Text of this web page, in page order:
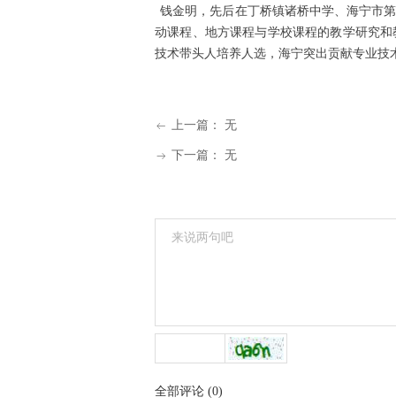
钱金明，先后在丁桥镇诸桥中学、海宁市
动课程、地方课程与学校课程的教学研究
技术带头人培养人选，海宁突出贡献专业
ꂃ 上一篇： 无
ꁹ 下一篇： 无
全部评论 (0)